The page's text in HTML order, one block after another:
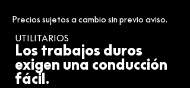
Precios sujetos a cambio sin previo aviso.
UTILITARIOS
Los trabajos duros
exigen una conducción
fácil.